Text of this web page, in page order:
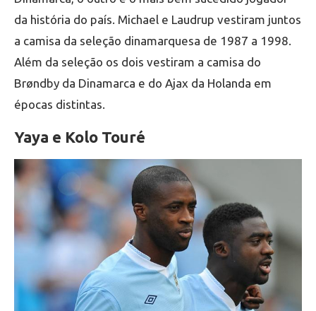
da história do país. Michael e Laudrup vestiram juntos
a camisa da seleção dinamarquesa de 1987 a 1998.
Além da seleção os dois vestiram a camisa do
Brøndby da Dinamarca e do Ajax da Holanda em
épocas distintas.
Yaya e Kolo Touré